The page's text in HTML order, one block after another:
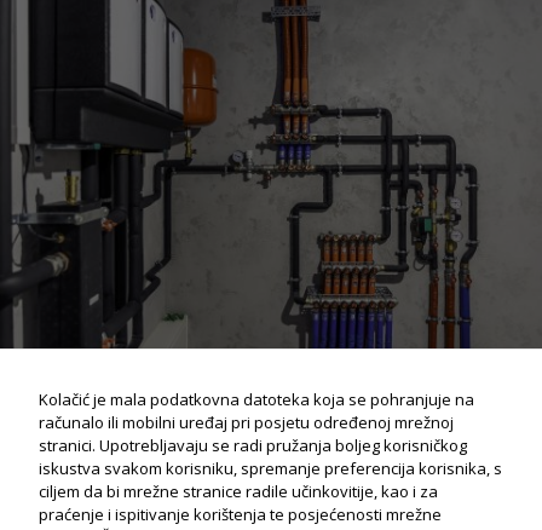
Kolačić je mala podatkovna datoteka koja se pohranjuje na
računalo ili mobilni uređaj pri posjetu određenoj mrežnoj
stranici. Upotrebljavaju se radi pružanja boljeg korisničkog
iskustva svakom korisniku, spremanje preferencija korisnika, s
ciljem da bi mrežne stranice radile učinkovitije, kao i za
praćenje i ispitivanje korištenja te posjećenosti mrežne
Potrebno